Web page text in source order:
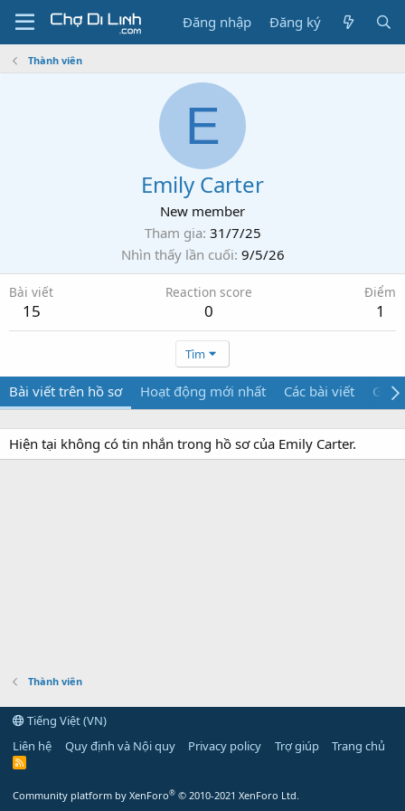
Đăng nhập Đăng ký
Thành viên
E
Emily Carter
New member
Tham gia 31/7/25
Nhìn thấy lần cuối 9/5/26
Bài viết
15
Reaction score
0
Điểm
1
Tìm
Bài viết trên hồ sơ Hoạt động mới nhất Các bài viết Giới
Hiện tại không có tin nhắn trong hồ sơ của Emily Carter.
Thành viên
Tiếng Việt (VN)
Liên hệ
Quy định và Nội quy Privacy policy Trợ giúp Trang chủ
R
Community platform by XenForo® © 2010-2021 XenForo Ltd.